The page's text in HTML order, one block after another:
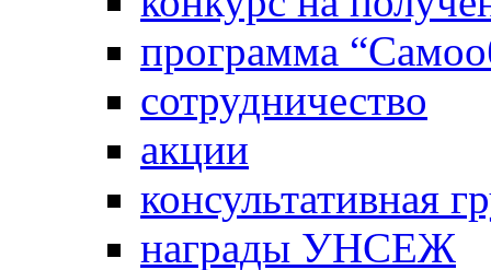
программа
сотрудничество
акции
консультативная
награды УНСЕЖ